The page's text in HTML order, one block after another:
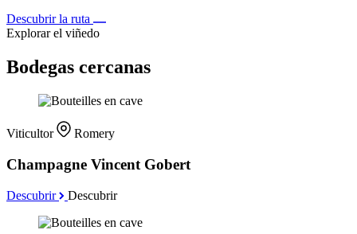
Descubrir la ruta
Explorar el viñedo
Bodegas cercanas
Viticultor Romery
Champagne Vincent Gobert
Descubrir Descubrir